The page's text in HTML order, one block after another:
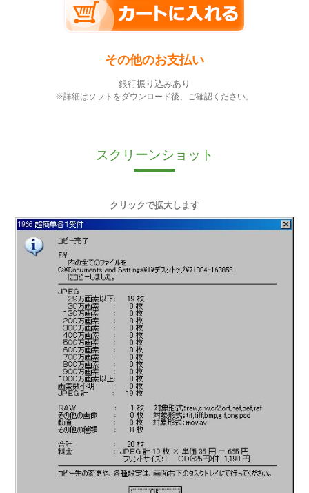
その他のお支払い
銀行振り込みあり
※詳細はソフトをダウンロード後、ご確認ください。
スクリーンショット
クリックで拡大します